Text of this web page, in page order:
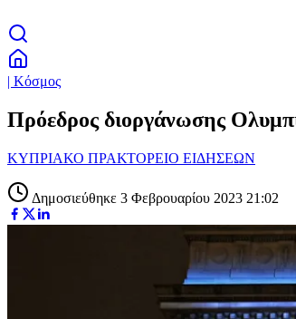
| Κόσμος
Πρόεδρος διοργάνωσης
ΚΥΠΡΙΑΚΟ ΠΡΑΚΤΟΡΕΙΟ ΕΙΔΗΣΕΩΝ
Δημοσιεύθηκε 3 Φεβρουαρίου 2023 21:02